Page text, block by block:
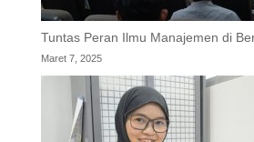
Tuntas Peran Ilmu Manajemen di
Maret 7, 2025